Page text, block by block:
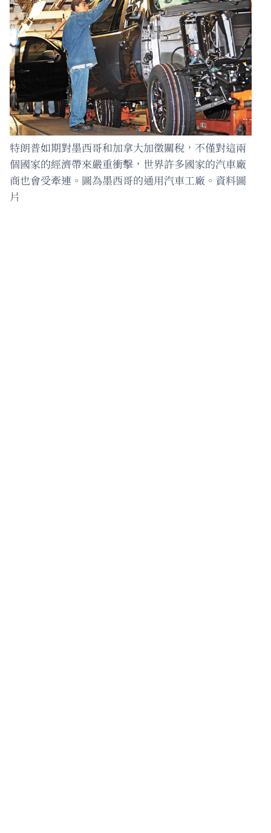
特朗普如期對墨西哥和加拿大加徵關稅，不僅對這兩
個國家的經濟帶來嚴重衝擊，世界許多國家的汽車廠
商也會受牽連。圖為墨西哥的通用汽車工廠。資料圖
片